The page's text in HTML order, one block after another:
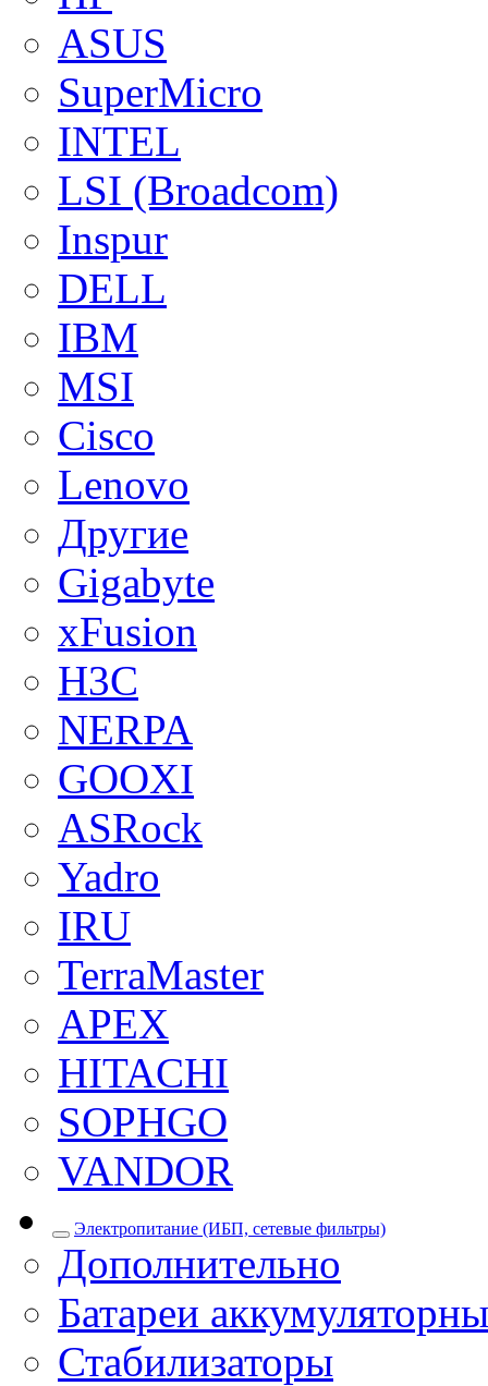
ASUS
SuperMicro
INTEL
LSI (Broadcom)
Inspur
DELL
IBM
MSI
Cisco
Lenovo
Другие
Gigabyte
xFusion
H3C
NERPA
GOOXI
ASRock
Yadro
IRU
TerraMaster
APEX
HITACHI
SOPHGO
VANDOR
Электропитание (ИБП, сетевые фильтры)
Дополнительно
Батареи
Стабилизаторы